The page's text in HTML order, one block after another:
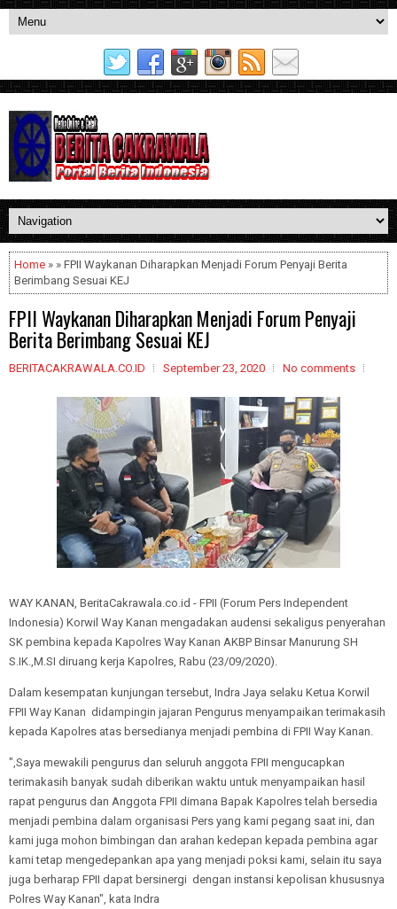
Home » » FPII Waykanan Diharapkan Menjadi Forum Penyaji Berita
Berimbang Sesuai KEJ
FPII Waykanan Diharapkan Menjadi Forum Penyaji
Berita Berimbang Sesuai KEJ
BERITACAKRAWALA.CO.ID September 23, 2020 No comments
WAY KANAN, BeritaCakrawala.co.id - FPII (Forum Pers Independent
Indonesia) Korwil Way Kanan mengadakan audensi sekaligus penyerahan
SK pembina kepada Kapolres Way Kanan AKBP Binsar Manurung SH
S.IK.,M.SI diruang kerja Kapolres, Rabu (23/09/2020).
Dalam kesempatan kunjungan tersebut, Indra Jaya selaku Ketua Korwil
FPII Way Kanan didampingin jajaran Pengurus menyampaikan terimakasih
kepada Kapolres atas bersedianya menjadi pembina di FPII Way Kanan.
",Saya mewakili pengurus dan seluruh anggota FPII mengucapkan
terimakasih banyak sudah diberikan waktu untuk menyampaikan hasil
rapat pengurus dan Anggota FPII dimana Bapak Kapolres telah bersedia
menjadi pembina dalam organisasi Pers yang kami pegang saat ini, dan
kami juga mohon bimbingan dan arahan kedepan kepada pembina agar
kami tetap mengedepankan apa yang menjadi poksi kami, selain itu saya
juga berharap FPII dapat bersinergi dengan instansi kepolisan khususnya
Polres Way Kanan", kata Indra